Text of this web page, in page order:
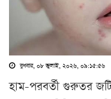
বুধবার, ০৮ জুলাই, ২০২৬, ০৯:১৫:৫৬
হাম-পরবর্তী গুরুতর